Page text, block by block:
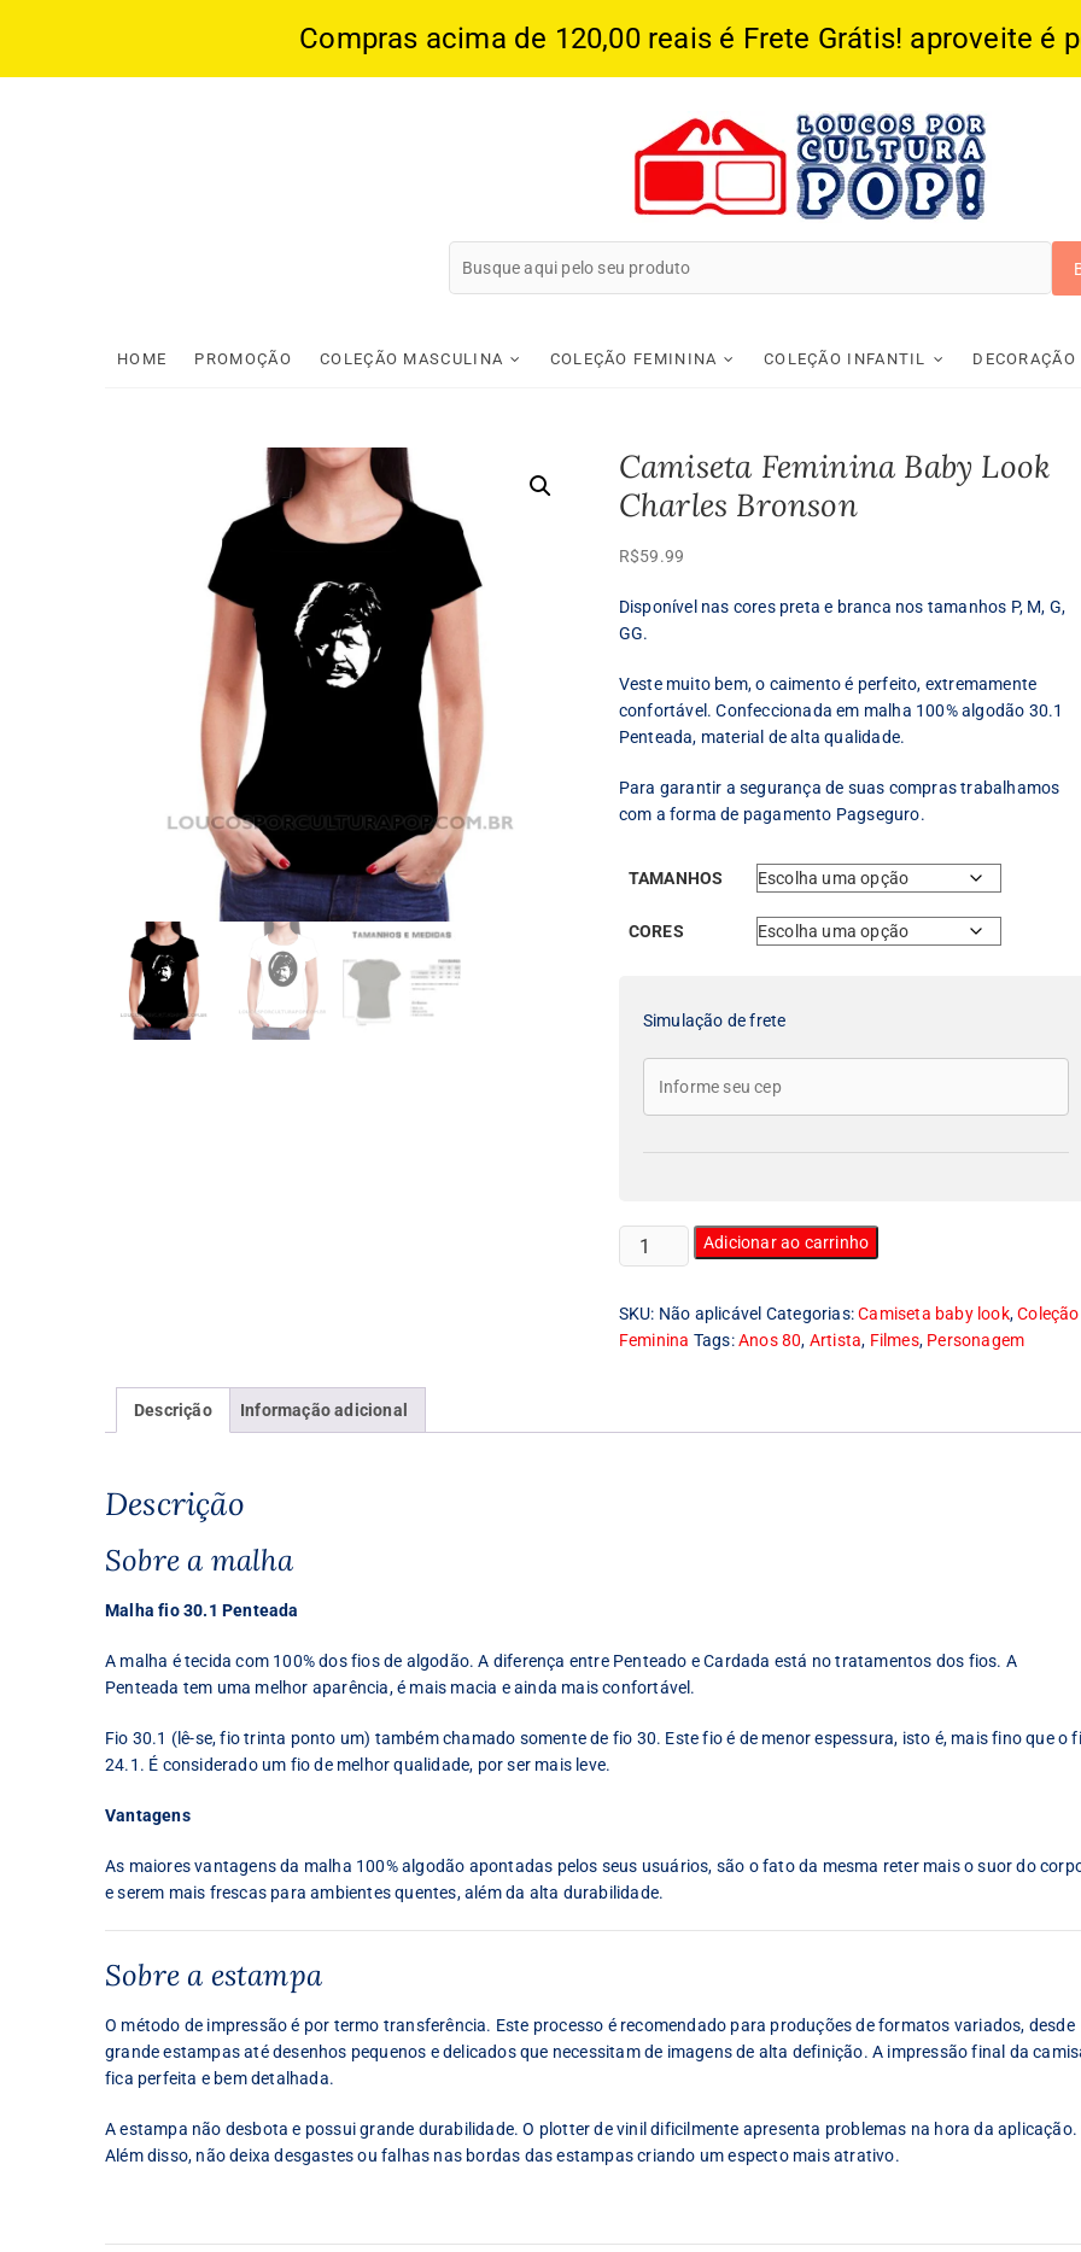
Compras acima de 120,00 reais é Frete Grátis! aproveite é
Loucos Por Cultura
HOME PROMOÇÃO COLEÇÃO MASCULINA COLEÇÃO FEMININA COLEÇÃO INFANTIL DECORAÇÃO
Camiseta Feminina Baby Look
Charles Bronson
R$59.99
Disponível nas cores preta e branca nos tamanhos P, M, G,
GG.
Veste muito bem, o caimento é perfeito, extremamente
confortável. Confeccionada em malha 100% algodão 30.1
Penteada, material de alta qualidade.
Para garantir a segurança de suas compras trabalhamos
com a forma de pagamento Pagseguro.
TAMANHOS
CORES
Simulação de frete
Camiseta
Feminina
Look
Charles
Adicionar ao carrinho
SKU: Não aplicável Categorias:Camiseta baby look,Coleção
Feminina Tags:Anos 80, Artista, Filmes, Personagem
Descrição Informação adicional
Descrição
Sobre a malha
Malha fio 30.1 Penteada
A malha é tecida com 100% dos fios de algodão. A diferença entre Penteado e Cardada está no tratamentos dos fios. A
Penteada tem uma melhor aparência, é mais macia e ainda mais confortável.
Fio 30.1 (lê-se, fio trinta ponto um) também chamado somente de fio 30. Este fio é de menor espessura, isto é, mais fino que o
24.1. É considerado um fio de melhor qualidade, por ser mais leve.
Vantagens
As maiores vantagens da malha 100% algodão apontadas pelos seus usuários, são o fato da mesma reter mais o suor do
e serem mais frescas para ambientes quentes, além da alta durabilidade.
Sobre a estampa
O método de impressão é por termo transferência. Este processo é recomendado para produções de formatos variados, desde
grande estampas até desenhos pequenos e delicados que necessitam de imagens de alta definição. A impressão final da
fica perfeita e bem detalhada.
A estampa não desbota e possui grande durabilidade. O plotter de vinil dificilmente apresenta problemas na hora da aplicação.
Além disso, não deixa desgastes ou falhas nas bordas das estampas criando um especto mais atrativo.